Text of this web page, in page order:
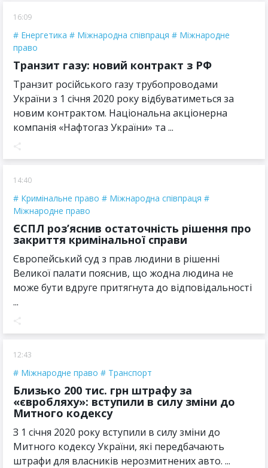
16:09
Енергетика Міжнародна співпраця
Міжнародне
право
Транзит газу: новий контракт з РФ
Транзит російського газу трубопроводами
України з 1 січня 2020 року відбуватиметься за
новим контрактом. Національна акціонерна
компанія «Нафтогаз України» та ...
14:40
Кримінальне право
Міжнародна співпраця
Міжнародне право
ЄСПЛ роз’яснив остаточність рішення про
закриття кримінальної справи
Європейський суд з прав людини в рішенні
Великої палати пояснив, що жодна людина не
може бути вдруге притягнута до відповідальності
...
12:43
Міжнародне право Транспорт
Близько 200 тис. грн штрафу за
«євробляху»: вступили в силу зміни до
Митного кодексу
З 1 січня 2020 року вступили в силу зміни до
Митного кодексу України, які передбачають
штрафи для власників нерозмитнених авто. ...